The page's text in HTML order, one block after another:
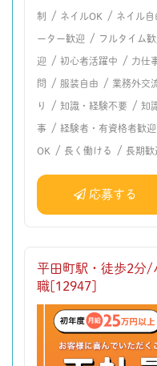
制 / ネイルOK / ネイル自
ーター歓迎 / フルタイム
迎 / 初心者活躍中 / 力仕
問 / 服装自由 / 業務外交
り / 知識・経験不要 / 知
事 / 経験者・有資格者歓迎
OK / 長く働ける / 長期歓
応募する
平田町駅・徒歩2分/
職[12947]